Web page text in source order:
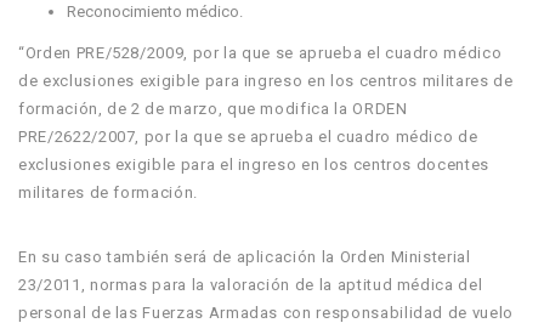
Reconocimiento médico.
“Orden PRE/528/2009, por la que se aprueba el cuadro médico
de exclusiones exigible para ingreso en los centros militares de
formación, de 2 de marzo, que modifica la ORDEN
PRE/2622/2007, por la que se aprueba el cuadro médico de
exclusiones exigible para el ingreso en los centros docentes
militares de formación.
En su caso también será de aplicación la Orden Ministerial
23/2011, normas para la valoración de la aptitud médica del
personal de las Fuerzas Armadas con responsabilidad de vuelo